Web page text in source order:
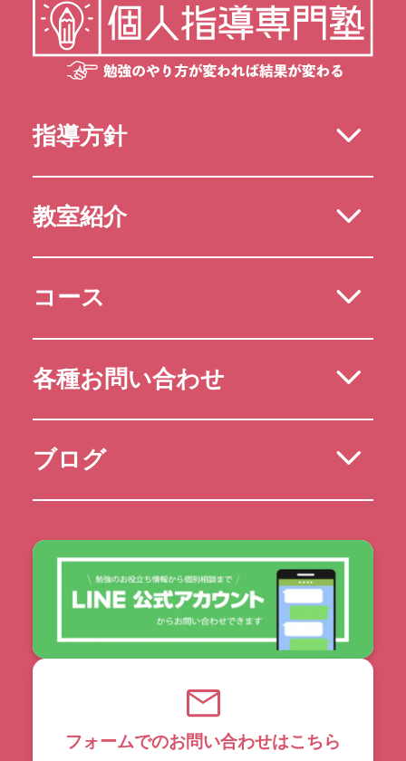
指導方針
教室紹介
コース
各種お問い合わせ
ブログ
フォームでのお問い合わせはこちら